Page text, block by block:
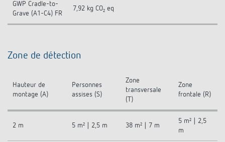
GWP Cradle-to-
Grave (A1-C4) FR
7,92 kg CO₂ eq
Zone de détection
Hauteur de
montage (A)
Personnes
assises (S)
Zone
transversale
(T)
Zone
frontale (R)
2 m 5 m² | 2,5 m 38 m² | 7 m
5 m² | 2,5
m